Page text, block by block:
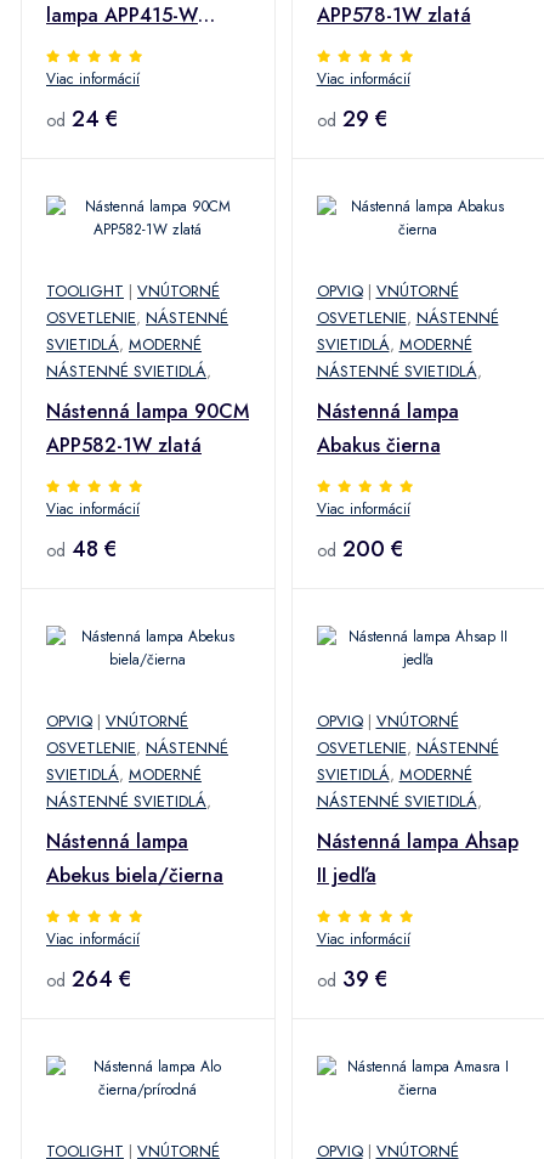
lampa APP415-W
APP416-W
Viac informácií
od 24 €
APP578-1W zlatá
Viac informácií
od 29 €
TOOLIGHT | VNÚTORNÉ
OSVETLENIE, NÁSTENNÉ
SVIETIDLÁ, MODERNÉ
NÁSTENNÉ SVIETIDLÁ,
Nástenná lampa 90CM
APP582-1W zlatá
Viac informácií
od 48 €
OPVIQ| VNÚTORNÉ
OSVETLENIE, NÁSTENNÉ
SVIETIDLÁ, MODERNÉ
NÁSTENNÉ SVIETIDLÁ,
Nástenná lampa
Abakus čierna
Viac informácií
od 200 €
OPVIQ | VNÚTORNÉ
OSVETLENIE, NÁSTENNÉ
SVIETIDLÁ, MODERNÉ
NÁSTENNÉ SVIETIDLÁ,
Nástenná lampa
Abekus biela/čierna
Viac informácií
od 264 €
OPVIQ| VNÚTORNÉ
OSVETLENIE, NÁSTENNÉ
SVIETIDLÁ, MODERNÉ
NÁSTENNÉ SVIETIDLÁ,
Nástenná lampa Ahsap
II jedľa
Viac informácií
od 39 €
TOOLIGHT | VNÚTORNÉ
OPVIQ| VNÚTORNÉ